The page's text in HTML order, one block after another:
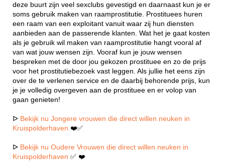
deze buurt zijn veel sexclubs gevestigd en daarnaast kun je er
soms gebruik maken van raamprostitutie. Prostituees huren
een raam van een exploitant vanuit waar zij hun diensten
aanbieden aan de passerende klanten. Wat het je gaat kosten
als je gebruik wil maken van raamprostitutie hangt vooral af
van wat jouw wensen zijn. Vooraf kun je jouw wensen
bespreken met de door jou gekozen prostituee en zo de prijs
voor het prostitutiebezoek vast leggen. Als jullie het eens zijn
over de te verlenen service en de daarbij behorende prijs, kun
je je volledig overgeven aan de prostituee en er volop van
gaan genieten!
ᐅ Bekijk nu Jongere vrouwen die direct willen neuken in
Kruispolderhaven ❤️✅
ᐅ Bekijk nu Oudere Vrouwen die direct willen neuken in
Kruispolderhaven ✅ ❤️